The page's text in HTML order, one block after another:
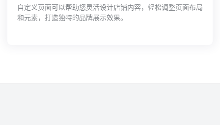
自定义页面可以帮助您灵活设计店铺内容，轻松调整页面布局
和元素，打造独特的品牌展示效果。